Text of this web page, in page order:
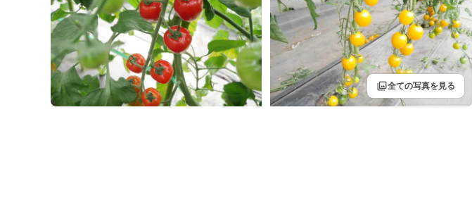
filter全ての写真を見る